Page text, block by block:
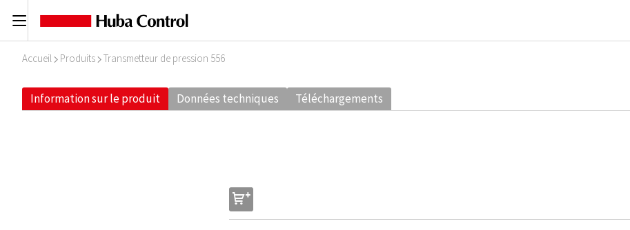
C
Accueil I Produits I Transmetteur de pression 556
Information sur le produit Données techniques Téléchargements
s